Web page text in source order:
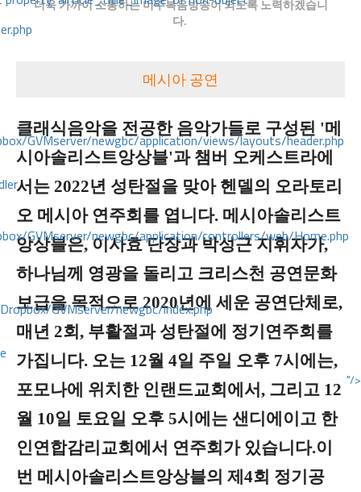
GVMserver/newgbc/application/views/layouts/header.php
GVMserver/newgbc/application/controllers/web/Home.php
GVMserver/newgbc/index.php
"/>
더욱 가까이 소통하는 미주복음방송이 되도록 노력하겠습니
다.
메시아 공연
클래식음악을 전공한 음악가들로 구성된 '메
시아솔리스트앙상블'과 챔버 오케스트라에
서는 2022년 성탄절을 맞아 헨델의 오라토리
오 메시아 연주회를 엽니다. 메시아솔리스트
앙상블은, 이사효 단장과 박성근 지휘자가,
하나님께 영광을 돌리고 크리스천 공연문화
보급을 목적으로 2020년에 세운 공연단체로,
매년 2회, 부활절과 성탄절에 정기연주회를
가집니다. 오는 12월 4일 주일 오후 7시에는,
포모나에 위치한 인랜드교회에서, 그리고 12
월 10일 토요일 오후 5시에는 샌디에이고 한
인연합감리교회에서 연주회가 있습니다.이
번 메시아솔리스트앙상블의 제4회 정기공